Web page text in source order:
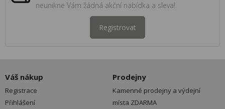
neunikne Vám žádná akční nabídka a sleva!
Registrovat
Váš nákup
Registrace
Přihlášení
Prodejny
Kamenné prodejny a výdejní
místa ZDARMA